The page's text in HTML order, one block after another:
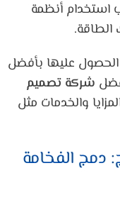
استخدام أنظمة
الطاقة.
الحصول عليها بأفضل
شركة تصميم
والخدمات مثل
دمج الفخامة